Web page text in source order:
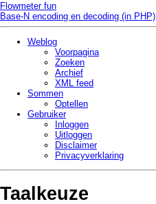
Flowmeter fun
Base-N encoding en decoding (in PHP)
Weblog
Voorpagina
Zoeken
Archief
XML feed
Sommen
Optellen
Gebruiker
Inloggen
Uitloggen
Disclaimer
Privacy­verklaring
Taalkeuze